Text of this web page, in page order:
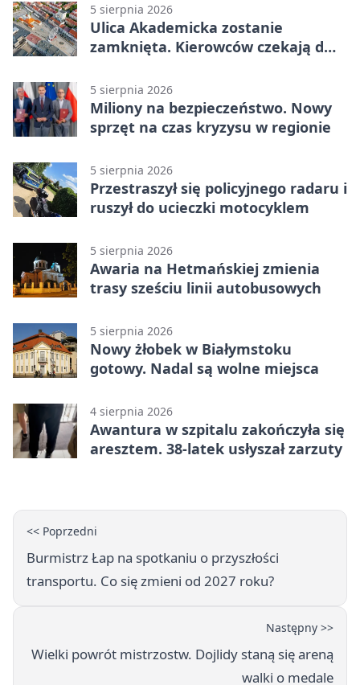
5 sierpnia 2026
Ulica Akademicka zostanie
zamknięta. Kierowców czekają dwa
5 sierpnia 2026
Miliony na bezpieczeństwo. Nowy
sprzęt na czas kryzysu w regionie
5 sierpnia 2026
Przestraszył się policyjnego radaru i
ruszył do ucieczki motocyklem
5 sierpnia 2026
Awaria na Hetmańskiej zmienia
trasy sześciu linii autobusowych
5 sierpnia 2026
Nowy żłobek w Białymstoku
gotowy. Nadal są wolne miejsca
4 sierpnia 2026
Awantura w szpitalu zakończyła się
aresztem. 38-latek usłyszał zarzuty
<< Poprzedni
Burmistrz Łap na spotkaniu o przyszłości
transportu. Co się zmieni od 2027 roku?
Następny >>
Wielki powrót mistrzostw. Dojlidy staną się areną
walki o medale